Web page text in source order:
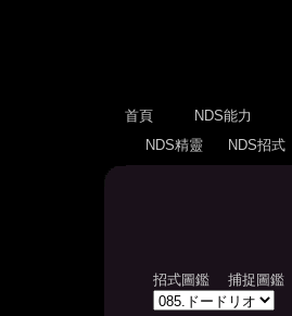
首頁 NDS能力
NDS精靈
NDS招式
招式圖鑑 捕捉圖鑑